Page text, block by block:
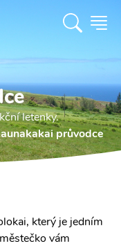
letenky.
průvodce
který je jedním
vám